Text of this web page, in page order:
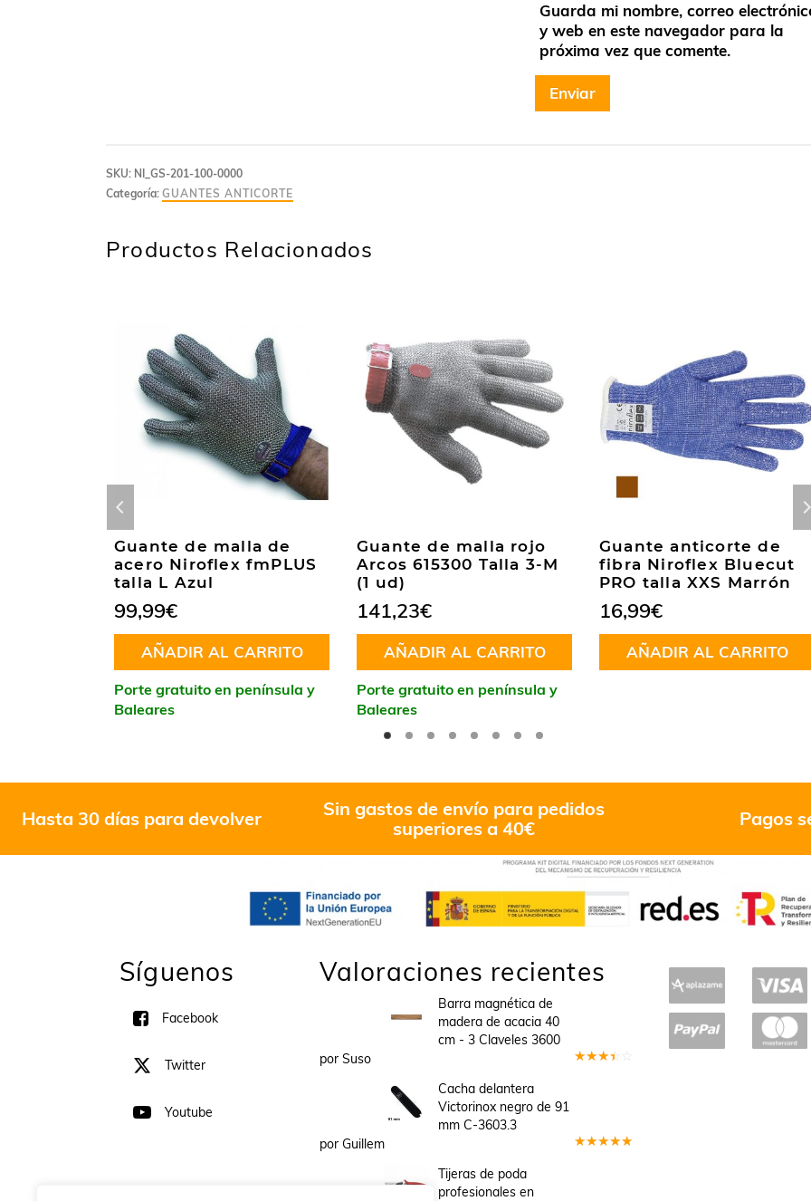
Guarda mi nombre, correo
y web en este navegador para la
próxima vez que comente.
SKU: NI_GS-201-100-0000
Categoría: GUANTES ANTICORTE
Productos Relacionados
Guante de malla de
acero Niroflex fmPLUS
talla L Azul
99,99€
AÑADIR AL CARRITO
Porte gratuito en península y
Baleares
Guante de malla rojo
Arcos 615300 Talla 3-M
(1 ud)
141,23€
AÑADIR AL CARRITO
Porte gratuito en península y
Baleares
Guante anticorte de
fibra Niroflex Bluecut
PRO talla XXS Marrón
16,99€
AÑADIR AL CARRITO
Hasta 30 días para devolver
Sin gastos de envío para pedidos
superiores a 40€
Pagos
Síguenos
Facebook
Twitter
Youtube
Valoraciones recientes
Barra magnética de
madera de acacia 40
cm - 3 Claveles 3600
por Suso
Cacha delantera
Victorinox negro de 91
mm C-3603.3
por Guillem
Tijeras de poda
profesionales en